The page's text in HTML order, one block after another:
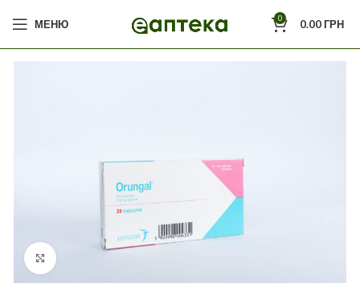
МЕНЮ 0 0.00ГРН